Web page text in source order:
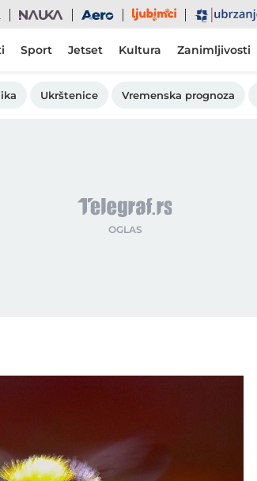
Nauka Aero Ljubimci Ubrzanje
Sport Jetset Kultura Zanimljivosti
Ukrštenice Vremenska prognoza